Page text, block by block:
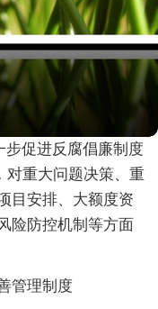
步促进反腐倡廉制度
对重大问题决策、重
目安排、大额度资
险防控机制等方面
管理制度